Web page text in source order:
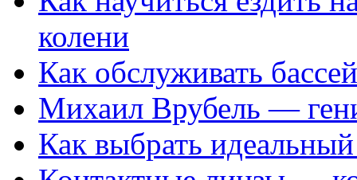
колени
Как обслуживать
Михаил Врубель —
Как выбрать